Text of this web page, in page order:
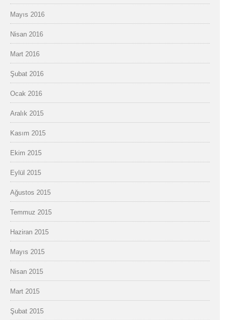
Mayıs 2016
Nisan 2016
Mart 2016
Şubat 2016
Ocak 2016
Aralık 2015
Kasım 2015
Ekim 2015
Eylül 2015
Ağustos 2015
Temmuz 2015
Haziran 2015
Mayıs 2015
Nisan 2015
Mart 2015
Şubat 2015